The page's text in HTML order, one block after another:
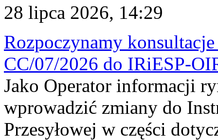
28 lipca 2026, 14:29
Rozpoczynamy
CC/07/2026 do IRiESP-
Jako Operator informacji
wprowadzić zmiany do
Przesyłowej w części